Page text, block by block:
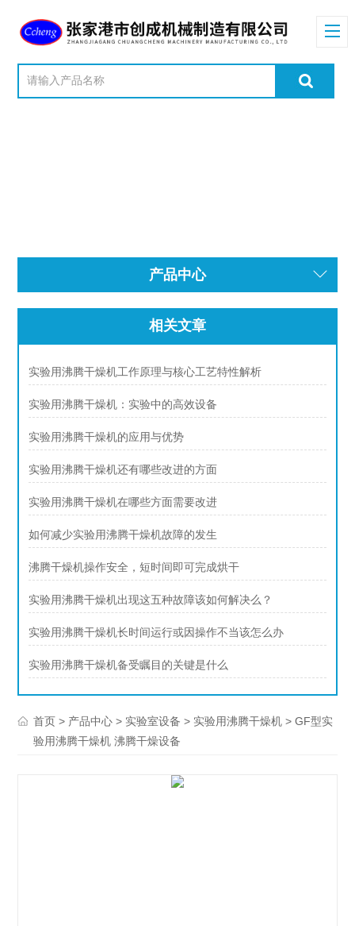
产品中心
相关文章
实验用沸腾干燥机工作原理与核心工艺特性解析
实验用沸腾干燥机：实验中的高效设备
实验用沸腾干燥机的应用与优势
实验用沸腾干燥机还有哪些改进的方面
实验用沸腾干燥机在哪些方面需要改进
如何减少实验用沸腾干燥机故障的发生
沸腾干燥机操作安全，短时间即可完成烘干
实验用沸腾干燥机出现这五种故障该如何解决么？
实验用沸腾干燥机长时间运行或因操作不当该怎么办
实验用沸腾干燥机备受瞩目的关键是什么
首页 > 产品中心 > 实验室设备 > 实验用沸腾干燥机 > GF型实
验用沸腾干燥机 沸腾干燥设备